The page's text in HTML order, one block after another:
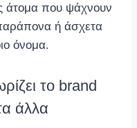
άτομα που ψάχνουν
ή άσχετα
όνομα.
το brand
άλλα